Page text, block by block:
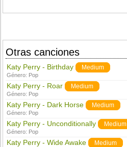
Otras canciones
Katy Perry - Birthday Medium
Género: Pop
Katy Perry - Roar Medium
Género: Pop
Katy Perry - Dark Horse Medium
Género: Pop
Katy Perry - Unconditionally Medium
Género: Pop
Katy Perry - Wide Awake Medium